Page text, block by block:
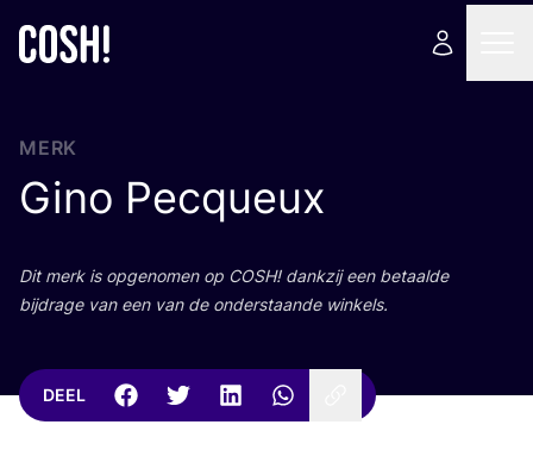
MERK
Gino Pecqueux
Dit merk is opge­no­men op COSH! dank­zij een betaal­de
bij­dra­ge van een van de onder­staan­de winkels.
DEEL